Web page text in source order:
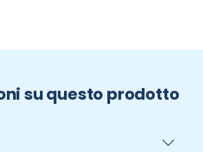
su questo prodotto